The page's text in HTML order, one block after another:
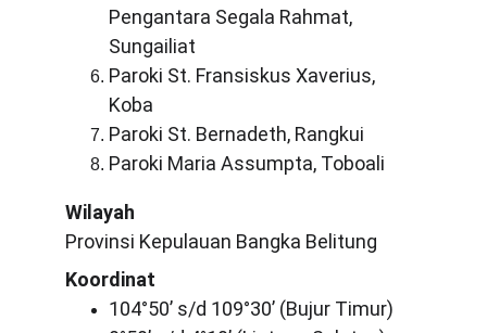
Wilayah
Provinsi Kepulauan Bangka Belitung
Koordinat
104°50’ s/d 109°30’ (Bujur Timur)
Pengantara Segala Rahmat,
Sungailiat
Paroki St. Fransiskus Xaverius,
Koba
Paroki St. Bernadeth, Rangkui
Paroki Maria Assumpta, Toboali